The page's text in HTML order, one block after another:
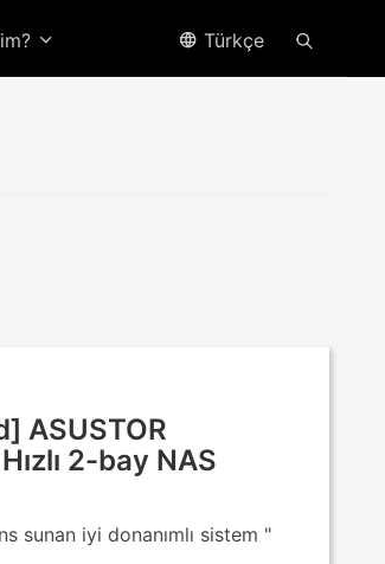
Türkçe
ASUSTOR
2-bay NAS
sunan iyi donanımlı sistem "